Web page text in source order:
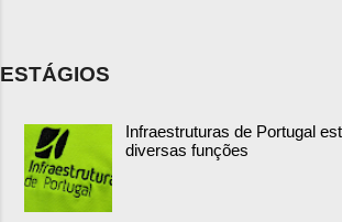
ESTÁGIOS
Infraestruturas de Portugal
diversas funções